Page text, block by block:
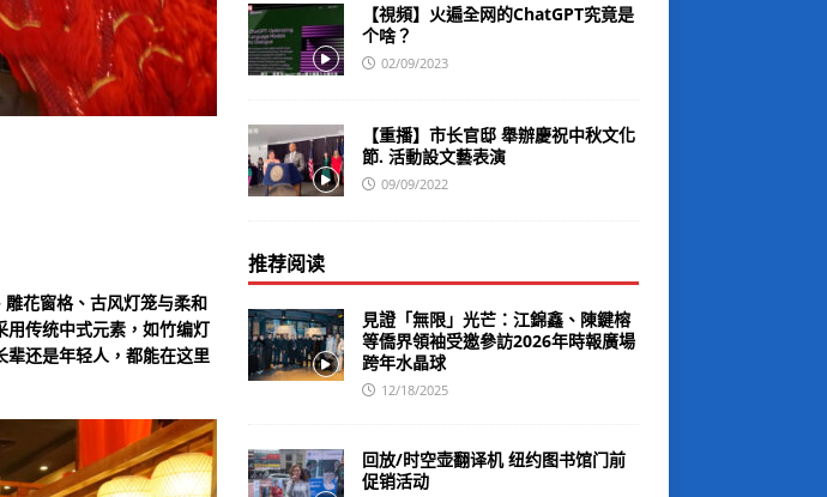
花窗格、古风灯笼与柔和
用传统中式元素，如竹编灯
辈还是年轻人，都能在这里
【視頻】火遍全网的ChatGPT究竟是
个啥？
02/09/2023
【重播】市长官邸 舉辦慶祝中秋文化
節. 活動設文藝表演
09/09/2022
推荐阅读
見證「無限」光芒：江錦鑫、陳鍵榕
等僑界領袖受邀參訪2026年時報廣場
跨年水晶球
12/18/2025
回放/时空壶翻译机 纽约图书馆门前
促销活动